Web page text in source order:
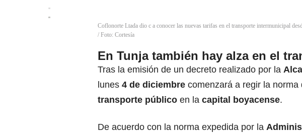
Coflonorte Ltada dio c a conocer las nuevas tarifas en el transporte intermunicipal
/ Foto: Cortesía
En Tunja también hay alza en el
Tras la emisión de un decreto realizado por la
lunes 4 de diciembre comenzará a regir la norma
transporte público en la capital boyacense.
De acuerdo con la norma expedida por la